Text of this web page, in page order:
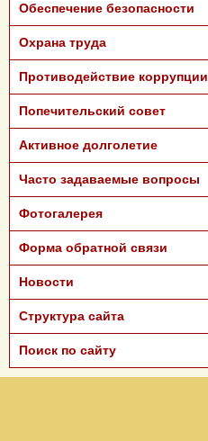
Обеспечение безопасности
Охрана труда
Противодействие коррупции
Попечительский совет
Активное долголетие
Часто задаваемые вопросы
Фотогалерея
Форма обратной связи
Новости
Структура сайта
Поиск по сайту